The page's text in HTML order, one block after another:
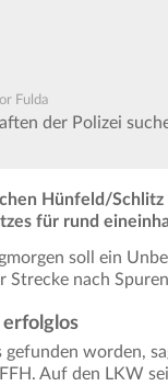
Fulda
der Polizei
Hünfeld/
für rund
soll ein
Strecke nach
erfolglos
gefunden worden,
Auf den LKW